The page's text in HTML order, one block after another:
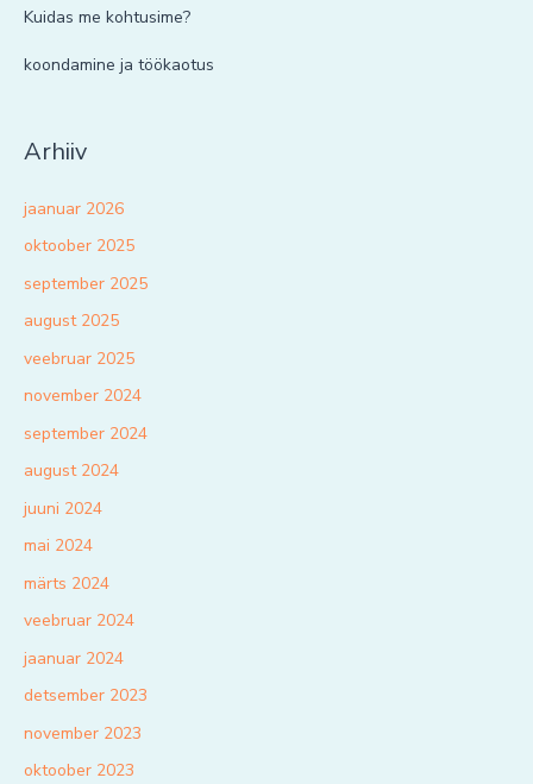
Kuidas me kohtusime?
koondamine ja töökaotus
Arhiiv
jaanuar 2026
oktoober 2025
september 2025
august 2025
veebruar 2025
november 2024
september 2024
august 2024
juuni 2024
mai 2024
märts 2024
veebruar 2024
jaanuar 2024
detsember 2023
november 2023
oktoober 2023